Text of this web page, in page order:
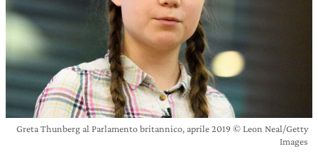
Greta Thunberg al Parlamento britannico, aprile 2019 © Leon Neal/Getty
Images